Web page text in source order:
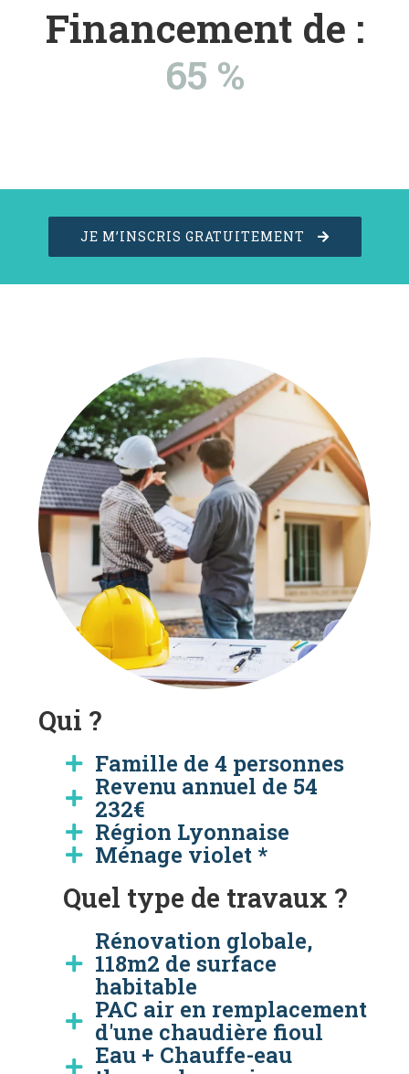
Financement de :
65 %
JE M’INSCRIS GRATUITEMENT
Qui ?
Famille de 4 personnes
Revenu annuel de 54
232€
Région Lyonnaise
Ménage violet *
Quel type de travaux ?
Rénovation globale,
118m2 de surface
habitable
PAC air en remplacement
d'une chaudière fioul
Eau + Chauffe-eau